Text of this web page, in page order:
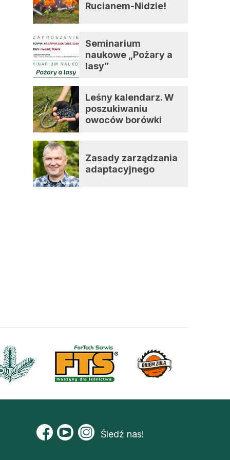
Rucianem-Nidzie!
Seminarium
naukowe „Pożary a
lasy”
Leśny kalendarz. W
poszukiwaniu
owoców borówki
Zasady zarządzania
adaptacyjnego
Śledź nas!